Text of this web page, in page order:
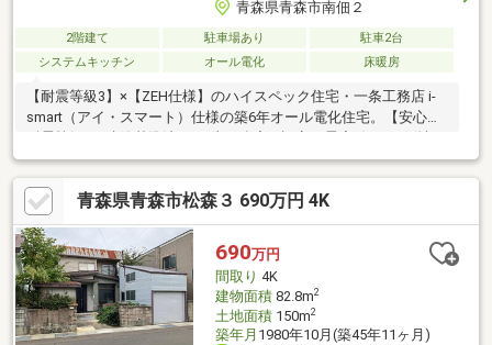
青森県青森市南佃２
2階建て 駐車場あり
駐車2台
システムキッチン
オール電化 床暖房
【耐震等級3】×【ZEH仕様】のハイスペック住宅・一条工務店 i-
smart（アイ・スマート）仕様の築6年オール電化住宅。【安心】
耐震等級3（建築基準法の1.5倍の強度）認定。震度7級でも倒壊の
恐れが低い、高水準の安全性を確保。【断熱性能】全窓にトリプ
ルガラスを採用。冬期の融雪設備使用時でも、高い住宅性能によ
りエネルギー消費を抑え、効率的な暖房・融雪を実現。【光熱費
の優位性】太陽光発電による売電収入があるため、月々の実質的
な支払額を抑えることが可能です。オール電化でありながら、住
宅性能の高さにより、家計に優しい住まいとなっています。
青森県青森市松森３ 690万円 4K
690万円
間取り 4K
建物面積82.8m2
土地面積150m2
築年月 1980年10月(築45年11ヶ月)